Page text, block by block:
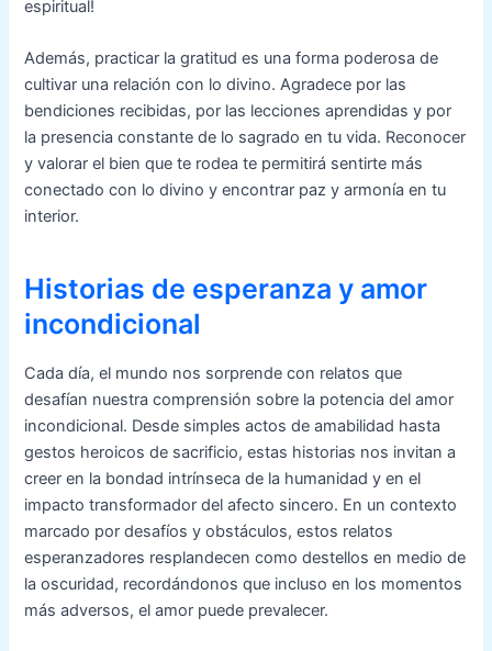
espiritual!
Además, practicar la gratitud es una forma poderosa de
cultivar una relación con lo divino. Agradece por las
bendiciones recibidas, por las lecciones aprendidas y por
la presencia constante de lo sagrado en tu vida. Reconocer
y valorar el bien que te rodea te permitirá sentirte más
conectado con lo divino y encontrar paz y armonía en tu
interior.
Historias de esperanza y amor
incondicional
Cada día, el mundo nos sorprende con relatos que
desafían nuestra comprensión sobre la potencia del amor
incondicional. Desde simples actos de amabilidad hasta
gestos heroicos de sacrificio, estas historias nos invitan a
creer en la bondad intrínseca de la humanidad y en el
impacto transformador del afecto sincero. En un contexto
marcado por desafíos y obstáculos, estos relatos
esperanzadores resplandecen como destellos en medio de
la oscuridad, recordándonos que incluso en los momentos
más adversos, el amor puede prevalecer.